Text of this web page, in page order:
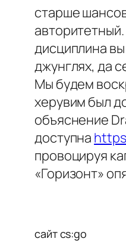
старше
дисциплина
джунглях, да
Мы будем
херувим был
объяснение
доступна
провоцируя
«Горизонт»
сайт cs:go